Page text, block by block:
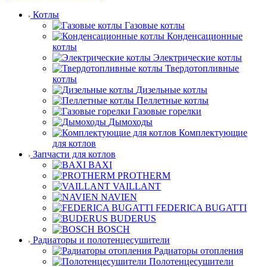
Котлы
Газовые котлы
Конденсационные
котлы
Электрические котлы
Твердотопливные
котлы
Дизельные котлы
Пеллетные котлы
Газовые горелки
Дымоходы
Комплектующие
для котлов
Запчасти для котлов
BAXI
PROTHERM
VAILLANT
NAVIEN
FEDERICA BUGATTI
BUDERUS
BOSCH
Радиаторы и полотенцесушители
Радиаторы отопления
Полотенцесушители